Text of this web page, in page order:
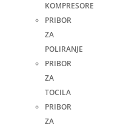
KOMPRESORE
PRIBOR
ZA
POLIRANJE
PRIBOR
ZA
TOCILA
PRIBOR
ZA